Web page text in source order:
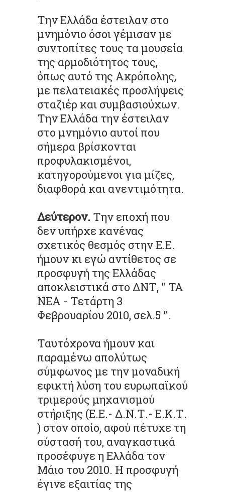
Την Ελλάδα έστειλαν στο
μνημόνιο όσοι γέμισαν με
συντοπίτες τους τα μουσεία
της αρμοδιότητος τους,
όπως αυτό της Ακρόπολης,
με πελατειακές προσλήψεις
σταζιέρ και συμβασιούχων.
Την Ελλάδα την έστειλαν
στο μνημόνιο αυτοί που
σήμερα βρίσκονται
προφυλακισμένοι,
κατηγορούμενοι για μίζες,
διαφθορά και ανεντιμότητα.
Δεύτερον. Την εποχή που
δεν υπήρχε κανένας
σχετικός θεσμός στην Ε.Ε.
ήμουν κι εγώ αντίθετος σε
προσφυγή της Ελλάδας
αποκλειστικά στο ΔΝΤ, " ΤΑ
ΝΕΑ - Τετάρτη 3
Φεβρουαρίου 2010, σελ.5 ".
Ταυτόχρονα ήμουν και
παραμένω απολύτως
σύμφωνος με την μοναδική
εφικτή λύση του ευρωπαϊκού
τριμερούς μηχανισμού
στήριξης (Ε.Ε.- Δ.Ν.Τ.- Ε.Κ.Τ.
) στον οποίο, αφού πέτυχε τη
σύστασή του, αναγκαστικά
προσέφυγε η Ελλάδα τον
Μάιο του 2010. Η προσφυγή
έγινε εξαιτίας της